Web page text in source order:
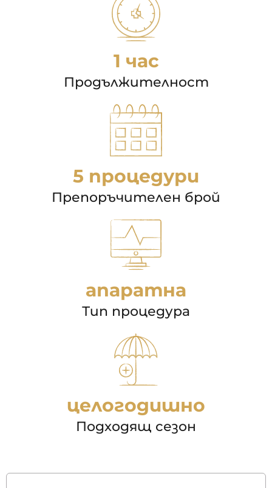
1 час
Продължителност
5 процедури
Препоръчителен брой
апаратна
Тип процедура
целогодишно
Подходящ сезон